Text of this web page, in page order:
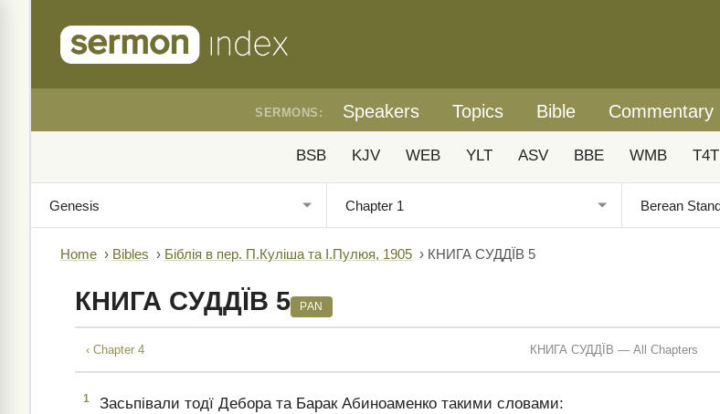
SERMONS: Speakers Topics Bible Commentary
BSB KJV WEB YLT ASV BBE WMB T4T
Home › Bibles › Біблія в пер. П.Куліша та І.Пулюя, 1905 › КНИГА СУДДЇВ 5
КНИГА СУДДЇВ 5 PAN
‹ Chapter 4 КНИГА СУДДЇВ — All Chapters
1 Засьпівали тодї Дебора та Барак Абиноаменко такими словами: